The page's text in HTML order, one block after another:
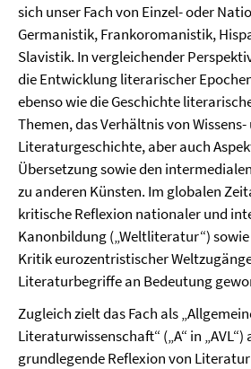
sich unser Fach von Einzel- oder
Germanistik, Frankoromanistik,
Slavistik. In vergleichender
die Entwicklung literarischer
ebenso wie die Geschichte
Themen, das Verhältnis von Wissens-
Literaturgeschichte, aber auch
Übersetzung sowie den
zu anderen Künsten. Im globalen
kritische Reflexion nationaler und
Kanonbildung („Weltliteratur“)
Kritik eurozentristischer
Literaturbegriffe an Bedeutung
Zugleich zielt das Fach als
Literaturwissenschaft“ („A“ in „AVL“)
grundlegende Reflexion von